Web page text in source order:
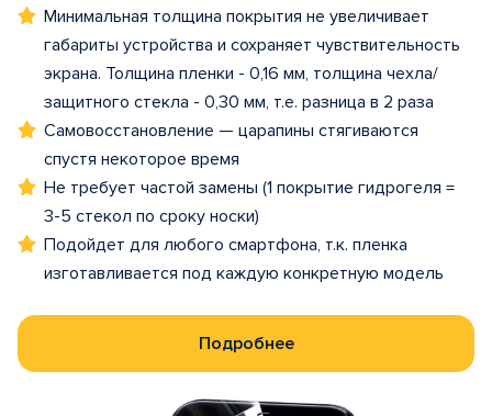
Минимальная толщина покрытия не увеличивает
габариты устройства и сохраняет чувствительность
экрана. Толщина пленки - 0,16 мм, толщина чехла/
защитного стекла - 0,30 мм, т.е. разница в 2 раза
Самовосстановление — царапины стягиваются
спустя некоторое время
Не требует частой замены (1 покрытие гидрогеля =
3-5 стекол по сроку носки)
Подойдет для любого смартфона, т.к. пленка
изготавливается под каждую конкретную модель
Подробнее